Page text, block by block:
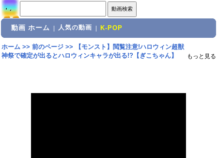
動画 ホーム 人気の動画 K-POP
ホーム>> 前のページ>>
【モンスト】閲覧注意!ハロウィン超獣
神祭で確定が出るとハロウィンキャラが出る!?【ぎこちゃん】
もっと見る